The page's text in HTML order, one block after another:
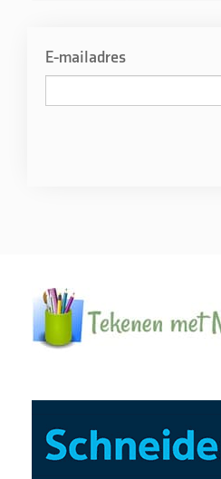
E-mailadres